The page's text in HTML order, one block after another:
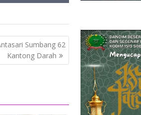
Sumbang 62
Kantong Darah